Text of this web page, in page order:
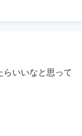
らいいなと思って